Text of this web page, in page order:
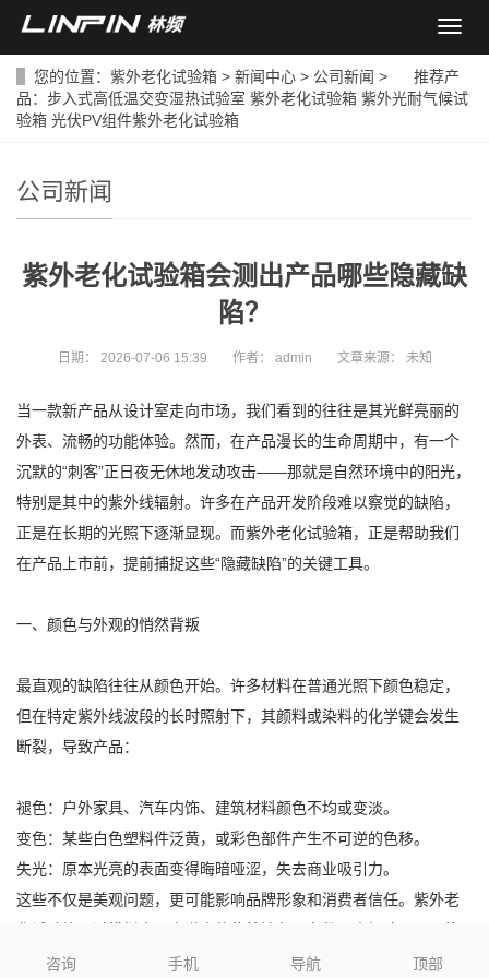
导
菜
单
您的位置： 紫外老化试验箱 > 新闻中心 > 公司新闻 > 推荐产
品： 步入式高低温交变湿热试验室 紫外老化试验箱 紫外光耐气候试
验箱 光伏PV组件紫外老化试验箱
公司新闻
紫外老化试验箱会测出产品哪些隐藏缺
陷？
日期： 2026-07-06 15:39 作者： admin 文章来源： 未知
当一款新产品从设计室走向市场，我们看到的往往是其光鲜亮丽的
外表、流畅的功能体验。然而，在产品漫长的生命周期中，有一个
沉默的“刺客”正日夜无休地发动攻击——那就是自然环境中的阳光，
特别是其中的紫外线辐射。许多在产品开发阶段难以察觉的缺陷，
正是在长期的光照下逐渐显现。而紫外老化试验箱，正是帮助我们
在产品上市前，提前捕捉这些“隐藏缺陷”的关键工具。
一、颜色与外观的悄然背叛
最直观的缺陷往往从颜色开始。许多材料在普通光照下颜色稳定，
但在特定紫外线波段的长时照射下，其颜料或染料的化学键会发生
断裂，导致产品：
褪色：户外家具、汽车内饰、建筑材料颜色不均或变淡。
变色：某些白色塑料件泛黄，或彩色部件产生不可逆的色移。
失光：原本光亮的表面变得晦暗哑涩，失去商业吸引力。
这些不仅是美观问题，更可能影响品牌形象和消费者信任。紫外老
需数年自然暴露才会出现的颜色劣化，让研发人员有机会在量产前
咨询 手机 导航 顶部